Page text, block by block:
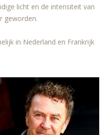
licht en de intensiteit van
geworden.
in Nederland en Frankrijk